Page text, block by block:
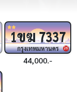
26
1ขฆ7337
กรุงเทพมหานคร
44,000.-